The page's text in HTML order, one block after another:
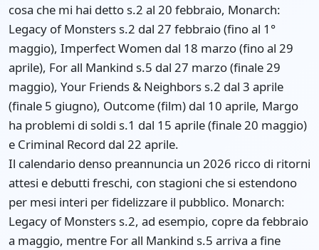
cosa che mi hai detto s.2 al 20 febbraio, Monarch:
Legacy of Monsters s.2 dal 27 febbraio (fino al 1°
maggio), Imperfect Women dal 18 marzo (fino al 29
aprile), For all Mankind s.5 dal 27 marzo (finale 29
maggio), Your Friends & Neighbors s.2 dal 3 aprile
(finale 5 giugno), Outcome (film) dal 10 aprile, Margo
ha problemi di soldi s.1 dal 15 aprile (finale 20 maggio)
e Criminal Record dal 22 aprile.
Il calendario denso preannuncia un 2026 ricco di ritorni
attesi e debutti freschi, con stagioni che si estendono
per mesi interi per fidelizzare il pubblico. Monarch:
Legacy of Monsters s.2, ad esempio, copre da febbraio
a maggio, mentre For all Mankind s.5 arriva a fine